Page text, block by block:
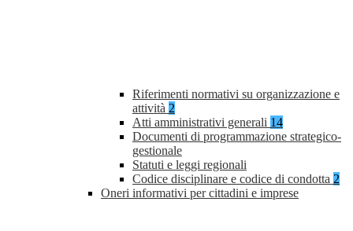
Riferimenti normativi su organizzazione e
attività 2
Atti amministrativi generali 14
Documenti di programmazione strategico-
gestionale
Statuti e leggi regionali
Codice disciplinare e codice di condotta 2
Oneri informativi per cittadini e imprese